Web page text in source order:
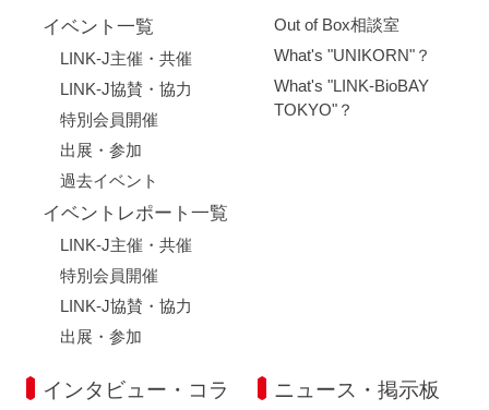
イベント一覧
LINK-J主催・共催
LINK-J協賛・協力
特別会員開催
出展・参加
過去イベント
イベントレポート一覧
LINK-J主催・共催
特別会員開催
LINK-J協賛・協力
出展・参加
Out of Box相談室
What's "UNIKORN"？
What's "LINK-BioBAY
TOKYO"？
インタビュー・コラ
ニュース・掲示板